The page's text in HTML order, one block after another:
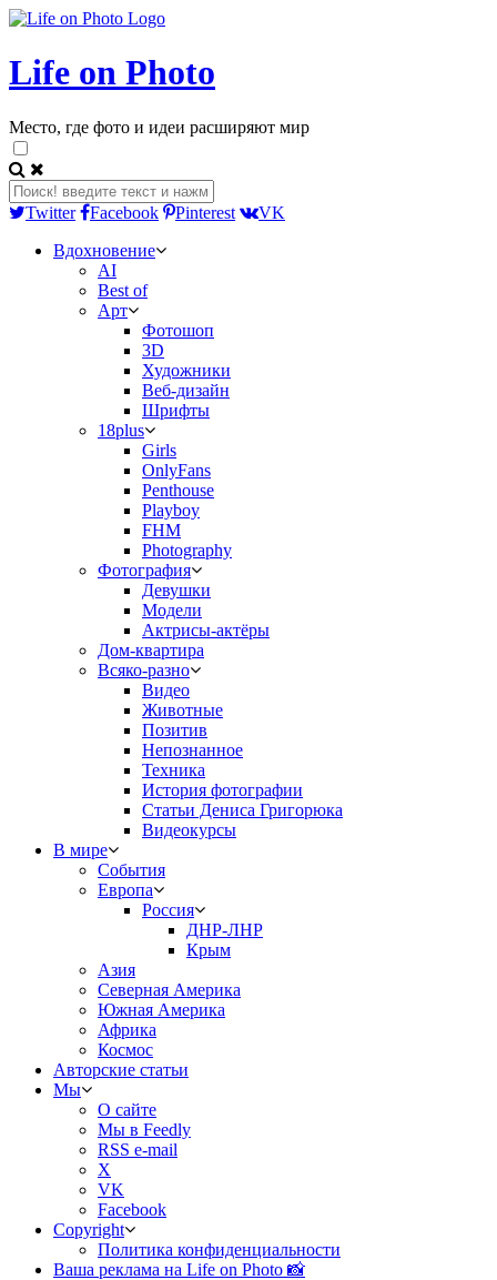
Life on Photo
Место, где фото и идеи расширяют мир
Twitter Facebook Pinterest
VK
Вдохновение
AI
Best of
Арт
Фотошоп
3D
Художники
Веб-дизайн
Шрифты
18plus
Girls
OnlyFans
Penthouse
Playboy
FHM
Photography
Фотография
Девушки
Модели
Актрисы-актёры
Дом-квартира
Всяко-разно
Видео
Животные
Позитив
Непознанное
Техника
История фотографии
Статьи Дениса Григорюка
Видеокурсы
В мире
События
Европа
Россия
ДНР-ЛНР
Крым
Азия
Северная Америка
Южная Америка
Африка
Космос
Авторские статьи
Мы
О сайте
Мы в Feedly
RSS e-mail
X
VK
Facebook
Copyright
Политика конфиденциальности
Ваша реклама на Life on Photo 📸